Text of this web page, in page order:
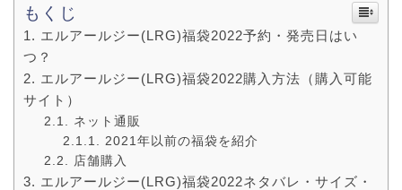
もくじ
エルアールジー(LRG)福袋2022予約・発売日はい
つ？
エルアールジー(LRG)福袋2022購入方法（購入可能
サイト）
ネット通販
2021年以前の福袋を紹介
店舗購入
エルアールジー(LRG)福袋2022ネタバレ・サイズ・